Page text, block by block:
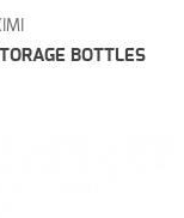
BOTTLES